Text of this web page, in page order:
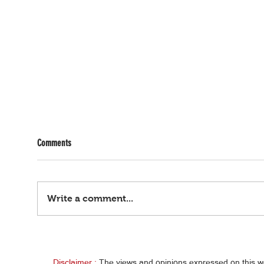
Comments
Write a comment...
Disclaimer : The views and opinions expressed on this